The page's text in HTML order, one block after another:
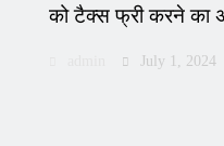
को टैक्स फ्री करने का
July 1, 2024